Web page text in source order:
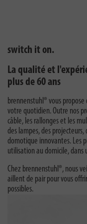
switch it on.
La qualité et
plus de 60 ans
brennenstuhl® vous
votre quotidien. Outre nos
câble, les rallonges et les
des lampes, des projecteurs,
domotique innovantes. Les
utilisation au domicile, dans
Chez brennenstuhl®, nous
aillent de pair pour vous
possibles.